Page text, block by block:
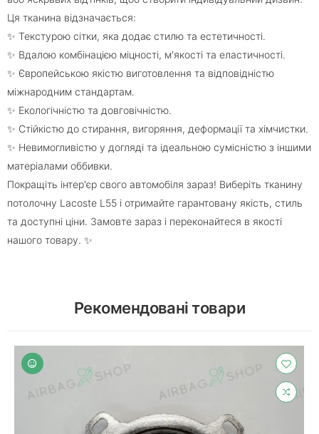
Ця тканина відзначається:
✨ Текстурою сітки, яка додає стилю та естетичності.
✨ Вдалою комбінацією міцності, м'якості та еластичності.
✨ Європейською якістю виготовлення та відповідністю
міжнародним стандартам.
✨ Екологічністю та довговічністю.
✨ Стійкістю до стирання, вигоряння, деформації та хімчистки.
✨ Невимогливістю у догляді та ідеальною сумісністю з іншими
матеріалами оббивки.
Покращіть інтер'єр свого автомобіля зараз! Виберіть тканину
потолочну Lacoste L55 і отримайте гарантовану якість, стиль
та доступні ціни. Замовте зараз і переконайтеся в якості
нашого товару. ✨
Рекомендовані товари